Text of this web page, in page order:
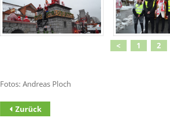
< 1 2
Fotos: Andreas Ploch
Zurück